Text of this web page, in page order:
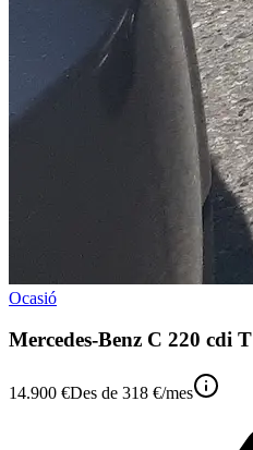
Ocasió
Mercedes-Benz C 220 cdi T
14.900 €Des de 318 €/mes